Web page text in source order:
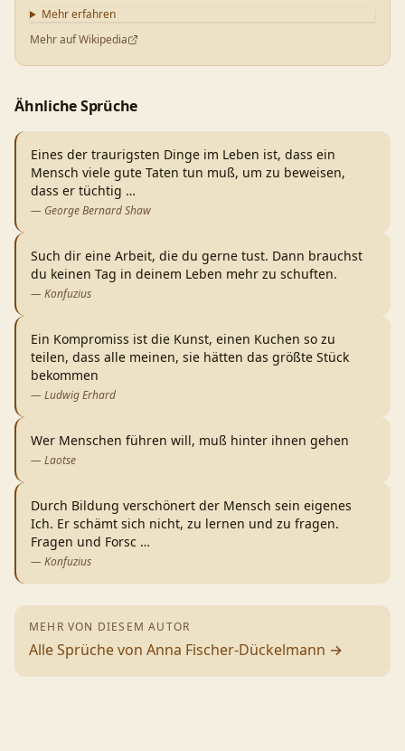
Mehr erfahren
Mehr auf Wikipedia
Ähnliche Sprüche
Eines der traurigsten Dinge im Leben ist, dass ein
Mensch viele gute Taten tun muß, um zu beweisen,
dass er tüchtig …
— George Bernard Shaw
Such dir eine Arbeit, die du gerne tust. Dann brauchst
du keinen Tag in deinem Leben mehr zu schuften.
— Konfuzius
Ein Kompromiss ist die Kunst, einen Kuchen so zu
teilen, dass alle meinen, sie hätten das größte Stück
bekommen
— Ludwig Erhard
Wer Menschen führen will, muß hinter ihnen gehen
— Laotse
Durch Bildung verschönert der Mensch sein eigenes
Ich. Er schämt sich nicht, zu lernen und zu fragen.
Fragen und Forsc …
— Konfuzius
MEHR VON DIESEM AUTOR
Alle Sprüche von Anna Fischer-Dückelmann →